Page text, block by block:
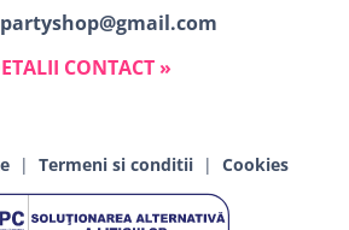
CONTACT »
| Termeni si conditii | Cookies